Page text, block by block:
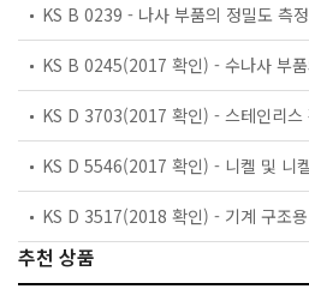
KS B 0239 - 나사 부품의 정밀도 측
KS D 3703(2017 확인) - 스테인리스
KS D 5546(2017 확인) - 니켈 및 니
KS D 3517(2018 확인) - 기계 구조
추천 상품